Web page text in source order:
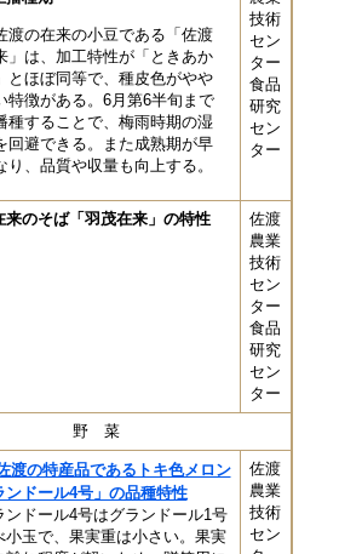
渡の在来の小豆である「佐渡
」は、加工特性が「ときあか
とほぼ同等で、種皮色がやや
特徴がある。6月第6半旬まで
種することで、梅雨時期の湿
回避できる。また成熟期が早
り、品質や収量も向上する。
技術
セン
ター
食品
研究
セン
ター
来のそば「羽茂在来」の特性
佐渡
農業
技術
セン
ター
食品
研究
セン
ター
野 菜
渡の特産品であるトキ色メロン
ンドール4号」の品種特性
ンドール4号はグランドール1号
小玉で、果実重は小さい。果実
佐渡
農業
技術
セン